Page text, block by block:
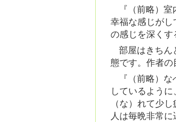
『（前略）
幸福な感じが
の感じを深くす
部屋はきちん
態です。作者の
『（前略）
しているよう
（な）れて少
人は毎晩非常